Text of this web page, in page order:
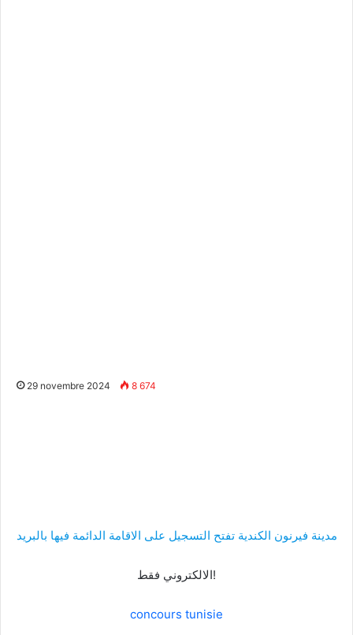
29 novembre 2024 8 674
مدينة فيرنون الكندية تفتح التسجيل على الاقامة الدائمة فيها بالبريد
الالكتروني فقط!
concours tunisie